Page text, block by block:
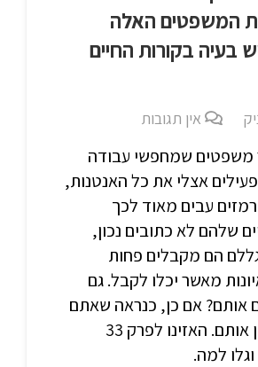
המשפטים האלה
בעיה בקורות החיים
אין תגובות
משפטים שמחפשי עבודה
אצלי את כל האנטנות,
עבים מאוד לכך
שלהם לא כתובים נכון,
הם מקבלים פחות
מאשר יכלו לקבל. גם
אותם? אם כן, כנראה שאתם
חייבים לתקן אותם. האזינו לפרק 33
למה.